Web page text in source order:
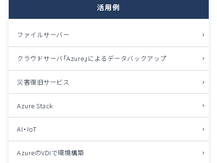
活用例
ファイルサーバー
クラウドサーバ「Azure」によるデータバックアップ
災害復旧サービス
Azure Stack
AI・IoT
AzureのVDIで環境構築